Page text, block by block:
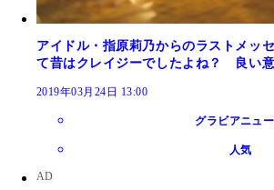
アイドル・指原莉乃からのラストメッ
て昔はクレイジーでしたよね？ 良い意
2019年03月24日 13:00
グラビアニュ
人気